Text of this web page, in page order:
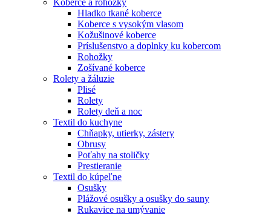
Hladko tkané koberce
Koberce s vysokým vlasom
Kožušinové koberce
Príslušenstvo a doplnky ku kobercom
Rohožky
Zošívané koberce
Rolety a žáluzie
Plisé
Rolety
Rolety deň a noc
Textil do kuchyne
Chňapky, utierky, zástery
Obrusy
Poťahy na stoličky
Prestieranie
Textil do kúpeľne
Osušky
Plážové osušky a osušky do sauny
Rukavice na umývanie